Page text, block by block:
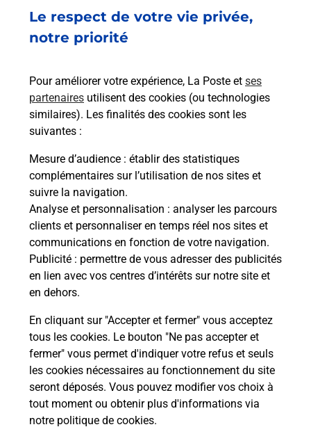
Le respect de votre vie privée,
notre priorité
Pour améliorer votre expérience, La Poste et ses
partenaires utilisent des cookies (ou technologies
similaires). Les finalités des cookies sont les
suivantes :
Mesure d’audience : établir des statistiques
complémentaires sur l’utilisation de nos sites et
suivre la navigation.
Analyse et personnalisation : analyser les parcours
clients et personnaliser en temps réel nos sites et
communications en fonction de votre navigation.
Publicité : permettre de vous adresser des publicités
en lien avec vos centres d’intérêts sur notre site et
en dehors.
En cliquant sur "Accepter et fermer" vous acceptez
tous les cookies. Le bouton "Ne pas accepter et
fermer" vous permet d'indiquer votre refus et seuls
les cookies nécessaires au fonctionnement du site
seront déposés. Vous pouvez modifier vos choix à
tout moment ou obtenir plus d'informations via
notre politique de cookies.
Questions fréquemment posées
Quel réseau utilise La Poste Mobile ?
Est-ce que je peux garder mon
numéro de mobile gratuitement ?
Est-ce que je peux bénéficier de la 5G
avec La Poste Mobile ?
Est-ce que je peux utiliser mon forfait
à l’étranger avec La Poste Mobile ?
Est-ce que je peux payer mon
smartphone Samsung en plusieurs
fois avec La Poste Mobile ?